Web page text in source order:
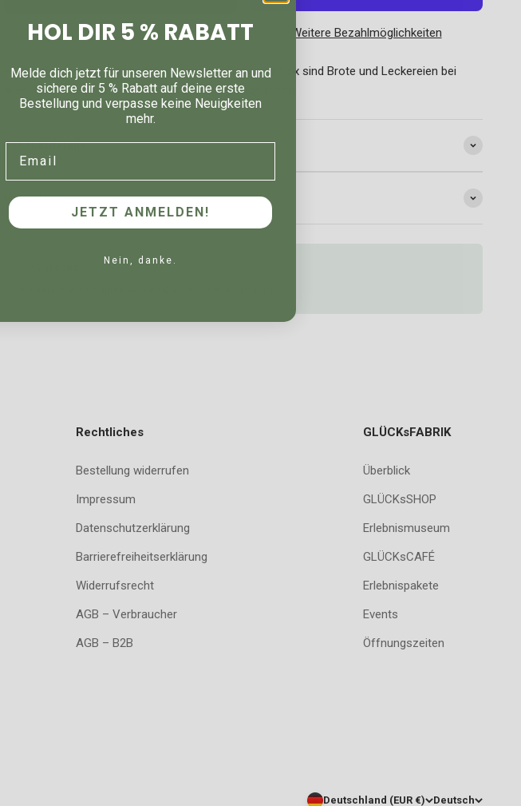
Weitere Bezahlmöglichkeiten
PAW Patrol, der Einsatz läuft! In dieser großen Lunchbox sind Brote und Leckereien bei
allen Abenteuern gut geschützt und bleiben lange frisch.
Produktdetails
Hinweise
Rechtliches
Bestellung widerrufen
Impressum
Datenschutzerklärung
Barrierefreiheitserklärung
Widerrufsrecht
AGB – Verbraucher
AGB – B2B
GLÜCKsFABRIK
Überblick
GLÜCKsSHOP
Erlebnismuseum
GLÜCKsCAFÉ
Erlebnispakete
Events
Öffnungszeiten
Deutschland (EUR €) Deutsch
HOL DIR 5 % RABATT
Melde dich jetzt für unseren Newsletter an und
sichere dir 5 % Rabatt auf deine erste
Bestellung und verpasse keine Neuigkeiten
mehr.
JETZT ANMELDEN!
Nein, danke.